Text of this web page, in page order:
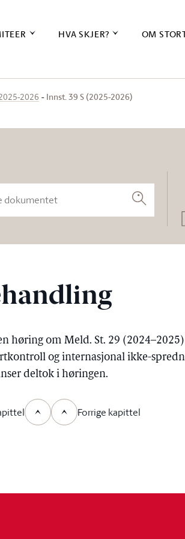
HVA SKJER? OM
2026 Innst. 39 S (2025-2026)
Søk
høring om Meld. St. 29
og internasjonal ikke-
deltok i høringen.
Forrige kapittel